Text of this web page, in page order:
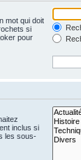
mot qui doit
si
pour
inclus si
les sous-